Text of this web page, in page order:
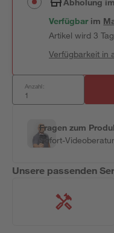
Verfügbar im
Artikel wird 3
Verfügbarkeit in
Anzahl:
Fragen zum
Sofort-
Unsere passenden